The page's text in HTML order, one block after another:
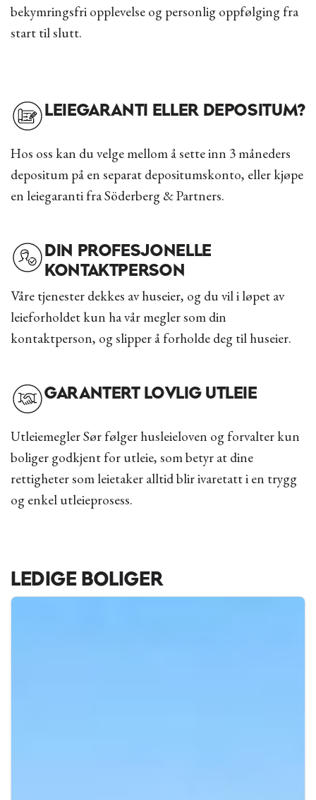
bekymringsfri opplevelse og personlig oppfølging fra
start til slutt.
LEIEGARANTI ELLER DEPOSITUM?
Hos oss kan du velge mellom å sette inn 3 måneders
depositum på en separat depositumskonto, eller kjøpe
en leiegaranti fra Söderberg & Partners.
DIN PROFESJONELLE
KONTAKTPERSON
Våre tjenester dekkes av huseier, og du vil i løpet av
leieforholdet kun ha vår megler som din
kontaktperson, og slipper å forholde deg til huseier.
GARANTERT LOVLIG UTLEIE
Utleiemegler Sør følger husleieloven og forvalter kun
boliger godkjent for utleie, som betyr at dine
rettigheter som leietaker alltid blir ivaretatt i en trygg
og enkel utleieprosess.
LEDIGE BOLIGER